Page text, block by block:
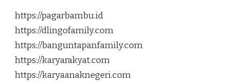
https://pagarbambu.id
https://dlingofamily.com
https://banguntapanfamily.com
https://karyarakyat.com
https://karyaanaknegeri.com